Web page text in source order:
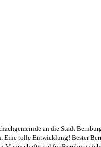
an die Stadt
tolle Entwicklung! Bester